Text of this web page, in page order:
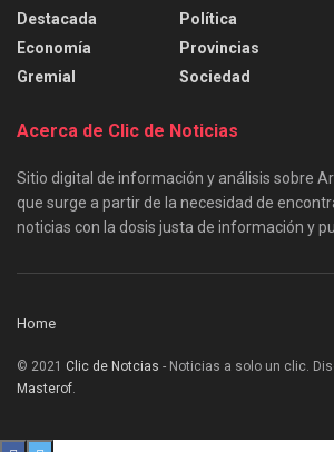
Destacada
Economía
Gremial
Política
Provincias
Sociedad
Acerca de Clic de Noticias
Sitio digital de información y análisis sobre
que surge a partir de la necesidad de
noticias con la dosis justa de información y
Home
© 2021 Clic de Notcias - Noticias a solo un clic.
Masterof.